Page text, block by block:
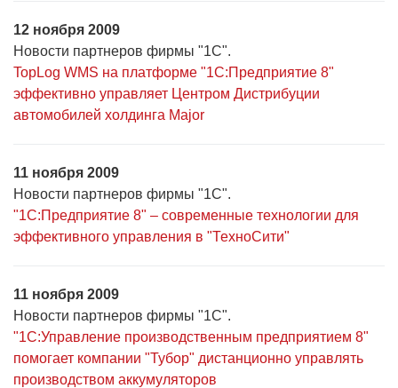
12 ноября 2009
Новости партнеров фирмы "1С".
TopLog WMS на платформе "1С:Предприятие 8"
эффективно управляет Центром Дистрибуции
автомобилей холдинга Major
11 ноября 2009
Новости партнеров фирмы "1С".
"1С:Предприятие 8" – современные технологии для
эффективного управления в "ТехноСити"
11 ноября 2009
Новости партнеров фирмы "1С".
"1С:Управление производственным предприятием 8"
помогает компании "Тубор" дистанционно управлять
производством аккумуляторов